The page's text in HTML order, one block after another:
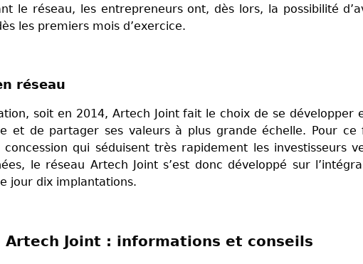
le réseau, les entrepreneurs ont, dès lors, la possibilité
les premiers mois d’exercice.
réseau
soit en 2014, Artech Joint fait le choix de se développer
et de partager ses valeurs à plus grande échelle. Pour ce
qui séduisent très rapidement les investisseurs
le réseau Artech Joint s’est donc développé sur
jour dix implantations.
Artech Joint : informations et conseils